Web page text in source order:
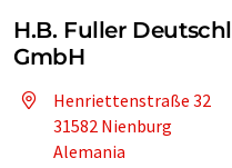
H.B. Fuller
GmbH
Henriettenstraße 32
31582 Nienburg
Alemania